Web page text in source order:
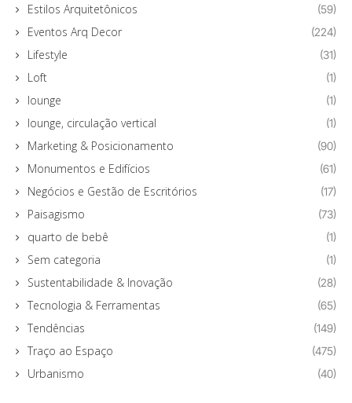
Estilos Arquitetônicos (59)
Eventos Arq Decor (224)
Lifestyle (31)
Loft (1)
lounge (1)
lounge, circulação vertical (1)
Marketing & Posicionamento (90)
Monumentos e Edifícios (61)
Negócios e Gestão de Escritórios (17)
Paisagismo (73)
quarto de bebê (1)
Sem categoria (1)
Sustentabilidade & Inovação (28)
Tecnologia & Ferramentas (65)
Tendências (149)
Traço ao Espaço (475)
Urbanismo (40)